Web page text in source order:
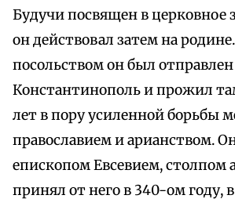
Будучи посвящен в церковное
он действовал затем на
посольством он был отправлен
Константинополь и прожил
лет в пору усиленной борьбы
православием и арианством.
епископом Евсевием, столпом
принял от него в 340-ом году,